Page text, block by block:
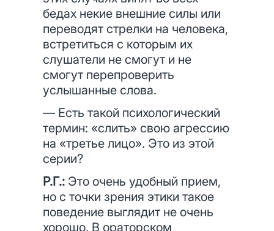
бедах некие внешние силы или
переводят стрелки на человека,
встретиться с которым их
слушатели не смогут и не
смогут перепроверить
услышанные слова.
— Есть такой психологический
термин: «слить» свою агрессию
на «третье лицо». Это из этой
серии?
Р.Г.: Это очень удобный прием,
но с точки зрения этики такое
поведение выглядит не очень
хорошо. В ораторском